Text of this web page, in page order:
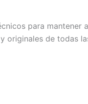
para
de todas